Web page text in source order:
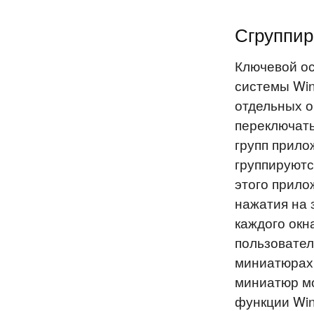
Ключевой
системы
отдельных
групп
этого
нажатия на
каждого
миниатюр
функции